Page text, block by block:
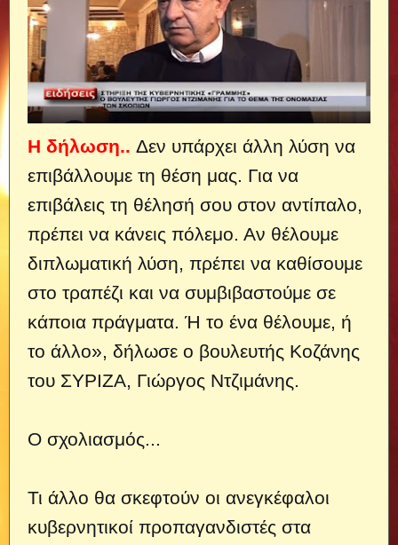
Η δήλωση.. Δεν υπάρχει άλλη λύση να
επιβάλλουμε τη θέση μας. Για να
επιβάλεις τη θέλησή σου στον αντίπαλο,
πρέπει να κάνεις πόλεμο. Αν θέλουμε
διπλωματική λύση, πρέπει να καθίσουμε
στο τραπέζι και να συμβιβαστούμε σε
κάποια πράγματα. Ή το ένα θέλουμε, ή
το άλλο», δήλωσε ο βουλευτής Κοζάνης
του ΣΥΡΙΖΑ, Γιώργος Ντζιμάνης.
Ο σχολιασμός...
Τι άλλο θα σκεφτούν οι ανεγκέφαλοι
κυβερνητικοί προπαγανδιστές στα